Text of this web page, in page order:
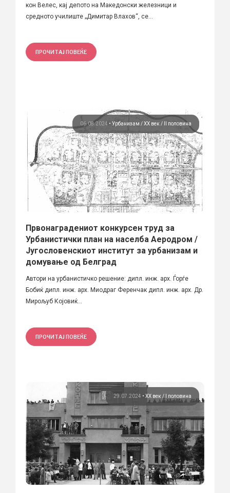
кон Велес, кај депото на Македонски железници и
средното училиште „Димитар Влахов“, се...
ПРОЧИТАЈ ПОВЕЌЕ
06.08.2024 • Урбанизам ХХ век / II половина
Првонаградениот конкурсен труд за
Урбанистички план на населба Аеродром /
Југословенскиот институт за урбанизам и
домување од Белград
Автори на урбанистичко решение: дипл. инж. арх. Ѓорѓе
Бобиќ дипл. инж. арх. Миодраг Ференчак дипл. инж. арх. Др.
Мирољуб Којовиќ...
ПРОЧИТАЈ ПОВЕЌЕ
29.07.2024 • ХХ век / I половина